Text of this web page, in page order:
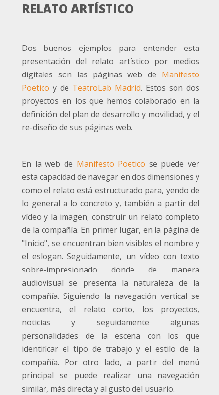
RELATO ARTÍSTICO
Dos buenos ejemplos para entender esta
presentación del relato artístico por medios
digitales son las páginas web de Manifesto
Poetico y de TeatroLab Madrid. Estos son dos
proyectos en los que hemos colaborado en la
definición del plan de desarrollo y movilidad, y el
re-diseño de sus páginas web.
En la web de Manifesto Poetico se puede ver
esta capacidad de navegar en dos dimensiones y
como el relato está estructurado para, yendo de
lo general a lo concreto y, también a partir del
vídeo y la imagen, construir un relato completo
de la compañía. En primer lugar, en la página de
"Inicio", se encuentran bien visibles el nombre y
el eslogan. Seguidamente, un vídeo con texto
sobre-impresionado donde de manera
audiovisual se presenta la naturaleza de la
compañía. Siguiendo la navegación vertical se
encuentra, el relato corto, los proyectos,
noticias y seguidamente algunas
personalidades de la escena con los que
identificar el tipo de trabajo y el estilo de la
compañía. Por otro lado, a partir del menú
principal se puede realizar una navegación
similar, más directa y al gusto del usuario.